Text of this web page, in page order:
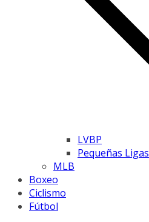
LVBP
Pequeñas Ligas
MLB
Boxeo
Ciclismo
Fútbol